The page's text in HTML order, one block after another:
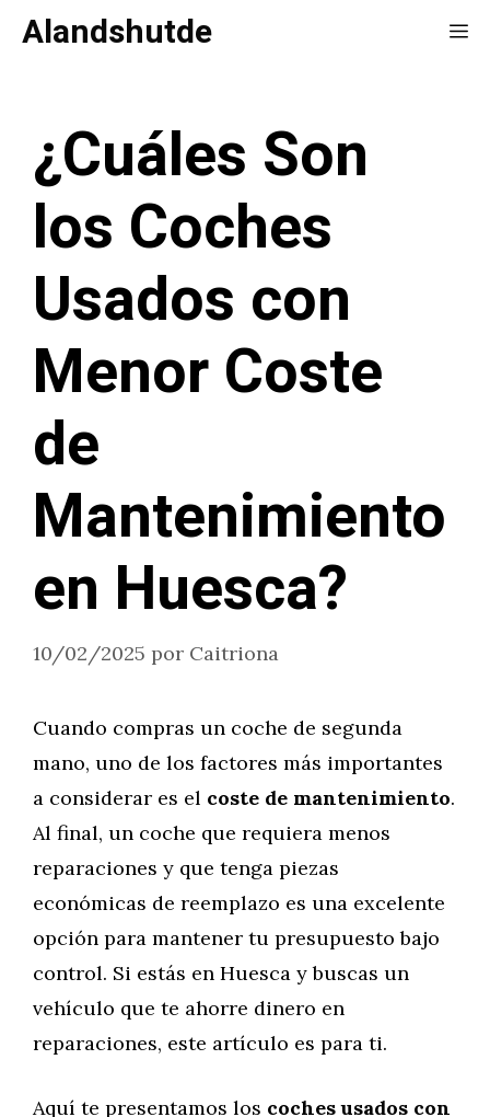
Saltar
Alandshutde
¿Cuáles Son
los Coches
Usados con
Menor Coste
de
Mantenimiento
en Huesca?
10/02/2025 por Caitriona
Cuando compras un coche de segunda
mano, uno de los factores más importantes
a considerar es el coste de mantenimiento.
Al final, un coche que requiera menos
reparaciones y que tenga piezas
económicas de reemplazo es una excelente
opción para mantener tu presupuesto bajo
control. Si estás en Huesca y buscas un
vehículo que te ahorre dinero en
reparaciones, este artículo es para ti.
Aquí te presentamos los coches usados con